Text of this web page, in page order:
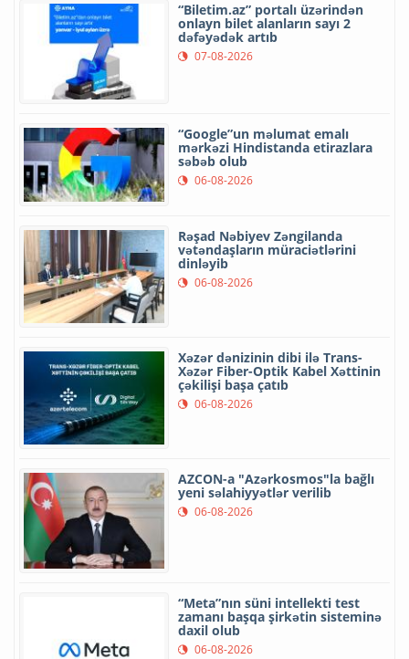
“Biletim.az” portalı üzərindən
onlayn bilet alanların sayı 2
dəfəyədək artıb
07-08-2026
“Google”un məlumat emalı
mərkəzi Hindistanda etirazlara
səbəb olub
06-08-2026
Rəşad Nəbiyev Zəngilanda
vətəndaşların müraciətlərini
dinləyib
06-08-2026
Xəzər dənizinin dibi ilə Trans-
Xəzər Fiber-Optik Kabel Xəttinin
çəkilişi başa çatıb
06-08-2026
AZCON-a "Azərkosmos"la bağlı
yeni səlahiyyətlər verilib
06-08-2026
“Meta”nın süni intellekti test
zamanı başqa şirkətin sisteminə
daxil olub
06-08-2026